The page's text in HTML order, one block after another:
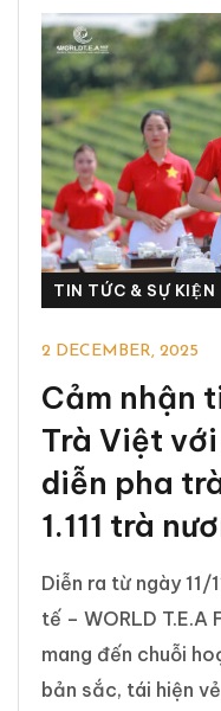
TIN TỨC & SỰ KIỆN
2 DECEMBER, 2025
Cảm nhận
Trà Việt
diễn pha
1.111 trà
Diễn ra từ ngày 11/
tế – WORLD
mang đến chuỗi
bản sắc, tái hiện